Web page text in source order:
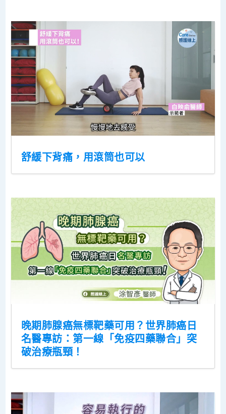
舒緩下背痛，用滾筒也可以
晚期肺腺癌無標靶藥可用？世界肺癌日
名醫專訪：第一線「免疫四藥聯合」突
破治療瓶頸！